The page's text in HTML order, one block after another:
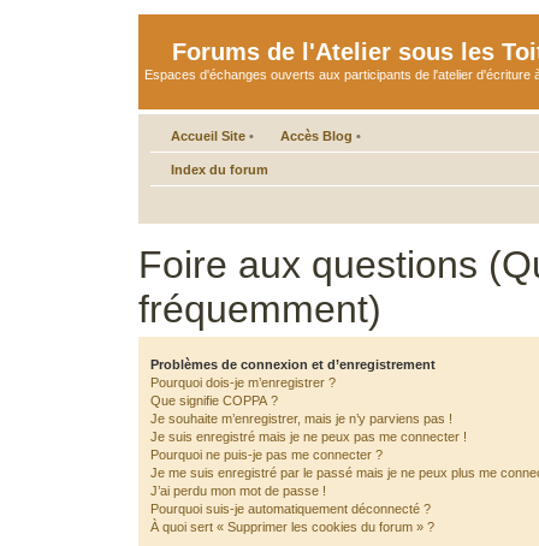
Forums de l'Atelier sous les
Espaces d'échanges ouverts aux participants de l'atelier d'écriture
Accueil Site • Accès Blog •
Index du forum
Foire aux questions
fréquemment)
Problèmes de connexion et d’enregistrement
Pourquoi dois-je m’enregistrer ?
Que signifie COPPA ?
Je souhaite m’enregistrer, mais je n’y parviens pas !
Je suis enregistré mais je ne peux pas me connecter !
Pourquoi ne puis-je pas me connecter ?
Je me suis enregistré par le passé mais je ne peux plus me
J’ai perdu mon mot de passe !
Pourquoi suis-je automatiquement déconnecté ?
À quoi sert « Supprimer les cookies du forum » ?